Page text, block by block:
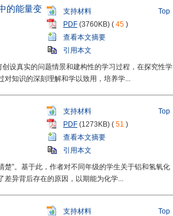
的能量变
支持材料
Top
PDF (3760KB) ( 45 )
查看本文摘要
引用本文
设真实的问题情景和建构性的学习过程，在探究性学
对知识的深刻理解和学以致用，培养学...
支持材料
Top
PDF (1273KB) ( 51 )
查看本文摘要
引用本文
楚”。基于此，作者对不同年级的学生关于铝和氢氧化
差异背后存在的原因，以期能为化学...
支持材料
Top